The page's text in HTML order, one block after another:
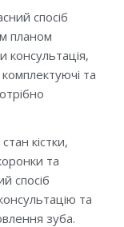
спосіб
планом
консультація,
та
кістки,
та
спосіб
та
зуба.